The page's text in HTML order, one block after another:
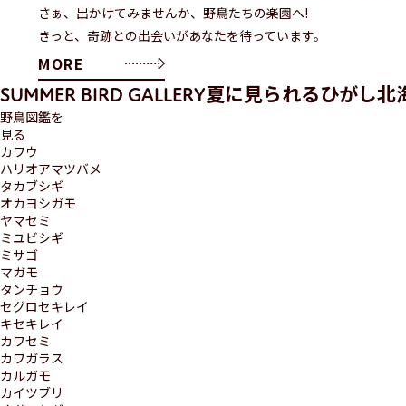
さぁ、出かけてみませんか、野鳥たちの楽園へ!
きっと、奇跡との出会いがあなたを待っています。
MORE
SUMMER BIRD GALLERY夏に見られるひがし北
野鳥図鑑を
見る
カワウ
ハリオアマツバメ
タカブシギ
オカヨシガモ
ヤマセミ
ミユビシギ
ミサゴ
マガモ
タンチョウ
セグロセキレイ
キセキレイ
カワセミ
カワガラス
カルガモ
カイツブリ